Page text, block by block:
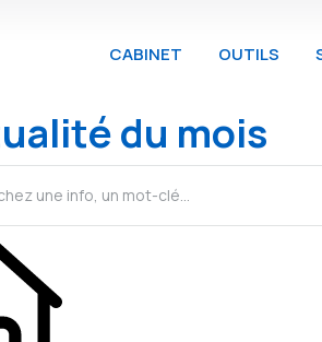
CABINET OUTILS
du mois